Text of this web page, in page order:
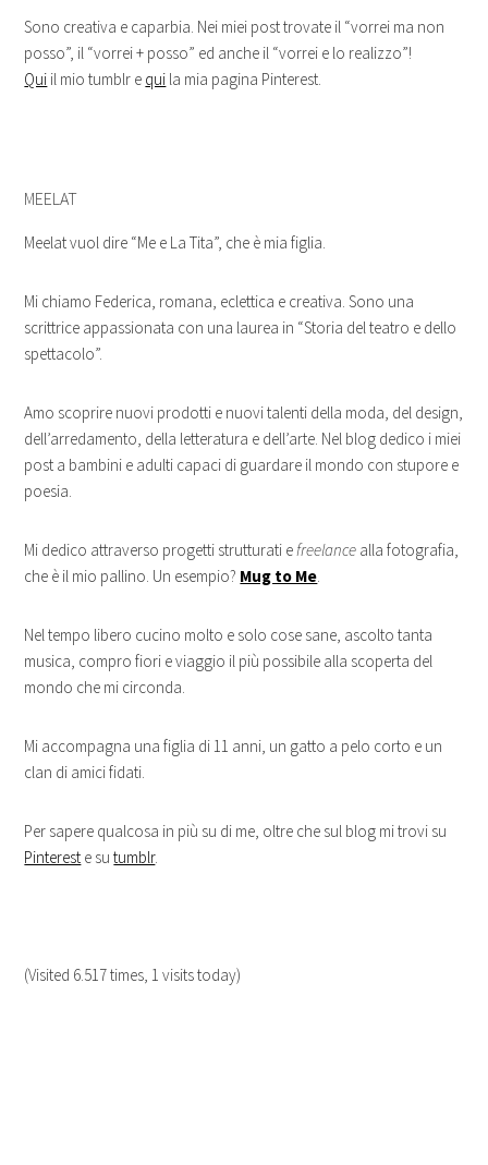
Sono creativa e caparbia. Nei miei post trovate il “vorrei ma non
posso”, il “vorrei + posso” ed anche il “vorrei e lo realizzo”!
Qui il mio tumblr e qui la mia pagina Pinterest.
MEELAT
Meelat vuol dire “Me e La Tita”, che è mia figlia.
Mi chiamo Federica, romana, eclettica e creativa. Sono una
scrittrice appassionata con una laurea in “Storia del teatro e dello
spettacolo”.
Amo scoprire nuovi prodotti e nuovi talenti della moda, del design,
dell’arredamento, della letteratura e dell’arte. Nel blog dedico i miei
post a bambini e adulti capaci di guardare il mondo con stupore e
poesia.
Mi dedico attraverso progetti strutturati efreelance alla fotografia,
che è il mio pallino. Un esempio? Mug to Me.
Nel tempo libero cucino molto e solo cose sane, ascolto tanta
musica, compro fiori e viaggio il più possibile alla scoperta del
mondo che mi circonda.
Mi accompagna una figlia di 11 anni, un gatto a pelo corto e un
clan di amici fidati.
Per sapere qualcosa in più su di me, oltre che sul blog mi trovi su
Pinterest e sutumblr.
(Visited 6.517 times, 1 visits today)